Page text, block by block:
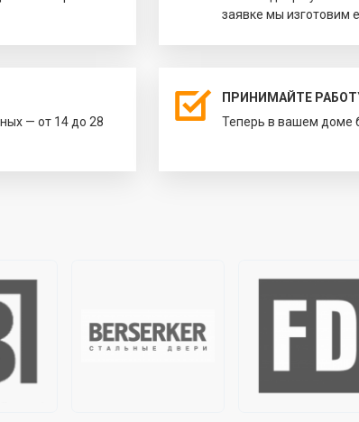
заявке мы изготовим
— от 14 до 28
ПРИНИМАЙТЕ
Теперь в вашем доме